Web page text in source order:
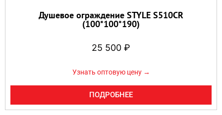
Душевое ограждение STYLE S510CR
(100*100*190)
25 500 ₽
Узнать оптовую цену →
ПОДРОБНЕЕ